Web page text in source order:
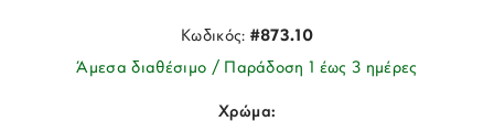
Κωδικός: #873.10
Άμεσα διαθέσιμο / Παράδοση 1 έως 3 ημέρες
Χρώμα: